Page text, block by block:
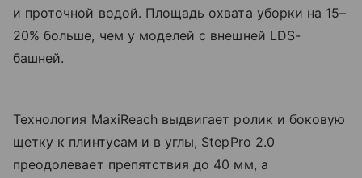
и проточной водой. Площадь охвата уборки на 15–
20% больше, чем у моделей с внешней LDS-
башней.
Технология MaxiReach выдвигает ролик и боковую
щетку к плинтусам и в углы, StepPro 2.0
преодолевает препятствия до 40 мм, а